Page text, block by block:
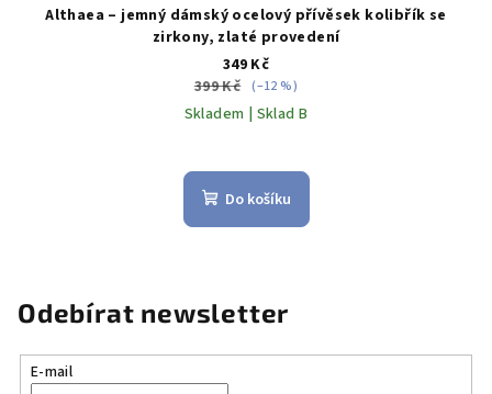
Althaea – jemný dámský ocelový přívěsek kolibřík se
zirkony, zlaté provedení
349 Kč
399 Kč (–12 %)
Skladem | Sklad B
Do košíku
Odebírat newsletter
E-mail